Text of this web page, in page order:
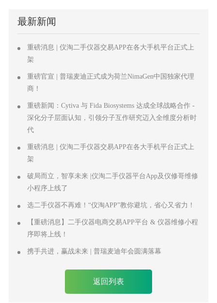
最新新闻
重磅消息 | 仪淘二手仪器交易APP在各大手机平台正式上
架
重磅官宣 | 普瑞麦迪正式成为荷兰NimaGen中国独家代理
商！
重磅新闻：Cytiva 与 Fida Biosystems 达成全球战略合作 -
深化分子层面认知，引领分子互作研究迈入全维度分析时
代
重磅消息 | 仪淘二手仪器交易APP在各大手机平台正式上
架
破局而立，智享未来 |仪淘二手仪器平台App及仪修哥维修
小程序上线了
选二手仪器不再难！“仪淘APP”教你避坑，省心又省力！
【重磅消息】二手仪器电商交易APP平台 & 仪器维修小程
序即将上线！
携手共进，赢战未来 | 普瑞麦迪年会圆满落幕
返回列表